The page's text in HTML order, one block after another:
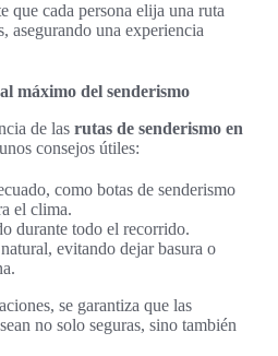
que cada persona elija una ruta
asegurando una experiencia
máximo del senderismo
de las rutas de senderismo en
consejos útiles:
como botas de senderismo
el clima.
durante todo el recorrido.
evitando dejar basura o
se garantiza que las
sean no solo seguras, sino también